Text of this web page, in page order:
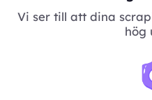
Vi ser till att dina
hög